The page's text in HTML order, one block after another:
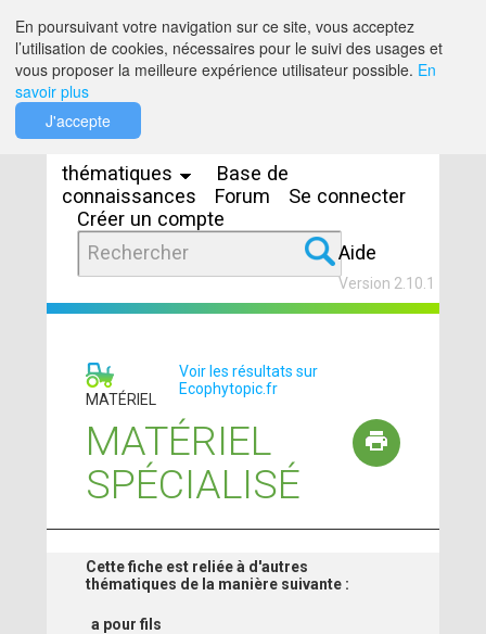
thématiques
Base de
connaissances
Forum
Se connecter
Créer un compte
Aide
Version 2.10.1
MATÉRIEL
Voir les résultats sur
Ecophytopic.fr
MATÉRIEL
SPÉCIALISÉ
Cette fiche est reliée à d'autres
thématiques de la manière suivante :
a pour fils
En poursuivant votre navigation sur ce site, vous acceptez
l’utilisation de cookies, nécessaires pour le suivi des usages et
vous proposer la meilleure expérience utilisateur possible. En
savoir plus
J'accepte